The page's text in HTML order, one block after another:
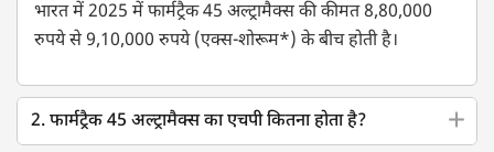
भारत में 2025 में फार्मट्रैक 45 अल्ट्रामैक्स की कीमत 8,80,000
रुपये से 9,10,000 रुपये (एक्स-शोरूम*) के बीच होती है।
2. फार्मट्रैक 45 अल्ट्रामैक्स का एचपी कितना होता है?